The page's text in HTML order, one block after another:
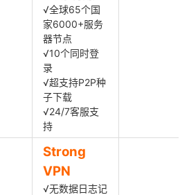
√全球65个国
家6000+服务
器节点
√10个同时登
录
√超支持P2P种
子下载
√24/7客服支
持
Strong
VPN
√无数据日志记